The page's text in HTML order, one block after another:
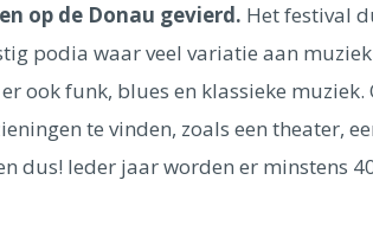
op de Donau gevierd. Het festival
podia waar veel variatie aan
ook funk, blues en klassieke
te vinden, zoals een theater,
dus! Ieder jaar worden er minstens